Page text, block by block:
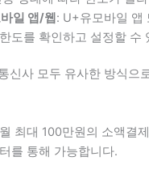
일 앱/웹 : U+유모바일 앱
도를 확인하고 설정할 수
신사 모두 유사한 방식으
최대 100만원의 소액결
를 통해 가능합니다.